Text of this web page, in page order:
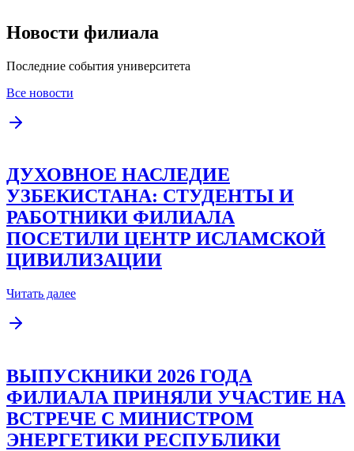
Новости филиала
Последние события университета
Все новости
ДУХОВНОЕ НАСЛЕДИЕ
УЗБЕКИСТАНА: СТУДЕНТЫ И
РАБОТНИКИ ФИЛИАЛА
ПОСЕТИЛИ ЦЕНТР ИСЛАМСКОЙ
ЦИВИЛИЗАЦИИ
Читать далее
ВЫПУСКНИКИ 2026 ГОДА
ФИЛИАЛА ПРИНЯЛИ УЧАСТИЕ НА
ВСТРЕЧЕ С МИНИСТРОМ
ЭНЕРГЕТИКИ РЕСПУБЛИКИ